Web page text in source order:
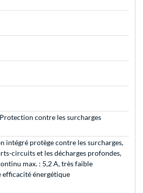
contre les surcharges
intégré protège contre les surcharges,
circuits et les décharges profondes,
max. : 5,2 A, très faible
efficacité énergétique